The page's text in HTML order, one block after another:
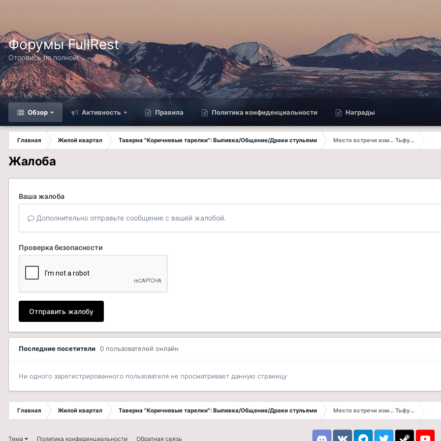
Форумы FullRest
Оторвись по полной!
Обзор Активность Правила Политика конфиденциальности Награды
Главная Жилой квартал Таверна "Коричневые тарелки": Выпивка/Общение/Драки стульями
Место встречи изм... Тьфу...
Жалоба
Ваша жалоба
Дополнительно отправьте сообщение с вашей жалобой.
Проверка безопасности
Отправить жалобу
Последние посетители 0 пользователей онлайн
Ни одного зарегистрированного пользователя не просматривает данную страницу
Главная Жилой квартал Таверна "Коричневые тарелки": Выпивка/Общение/Драки стульями Место встречи изм... Тьфу...
Тема Политика конфиденциальности Обратная связь